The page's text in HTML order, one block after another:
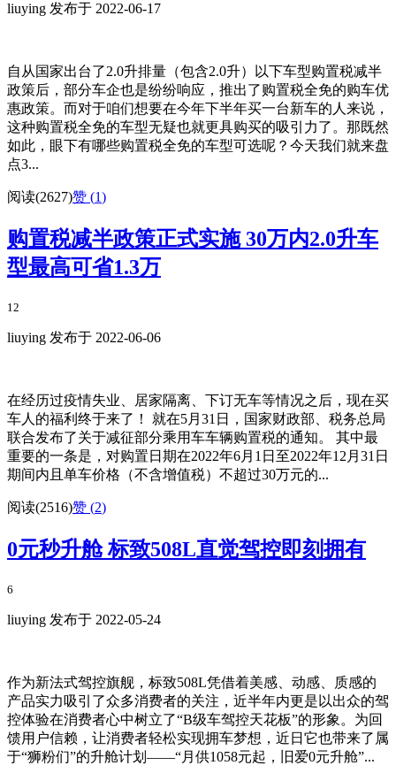
liuying 发布于 2022-06-17
自从国家出台了2.0升排量（包含2.0升）以下车型购置税减半
政策后，部分车企也是纷纷响应，推出了购置税全免的购车优
惠政策。而对于咱们想要在今年下半年买一台新车的人来说，
这种购置税全免的车型无疑也就更具购买的吸引力了。那既然
如此，眼下有哪些购置税全免的车型可选呢？今天我们就来盘
点3...
阅读(2627)赞 (1)
购置税减半政策正式实施 30万内2.0升车
型最高可省1.3万
12
liuying 发布于 2022-06-06
在经历过疫情失业、居家隔离、下订无车等情况之后，现在买
车人的福利终于来了！ 就在5月31日，国家财政部、税务总局
联合发布了关于减征部分乘用车车辆购置税的通知。 其中最
重要的一条是，对购置日期在2022年6月1日至2022年12月31日
期间内且单车价格（不含增值税）不超过30万元的...
阅读(2516)赞 (2)
0元秒升舱 标致508L直觉驾控即刻拥有
6
liuying 发布于 2022-05-24
作为新法式驾控旗舰，标致508L凭借着美感、动感、质感的
产品实力吸引了众多消费者的关注，近半年内更是以出众的驾
控体验在消费者心中树立了“B级车驾控天花板”的形象。为回
馈用户信赖，让消费者轻松实现拥车梦想，近日它也带来了属
于“狮粉们”的升舱计划——“月供1058元起，旧爱0元升舱”...